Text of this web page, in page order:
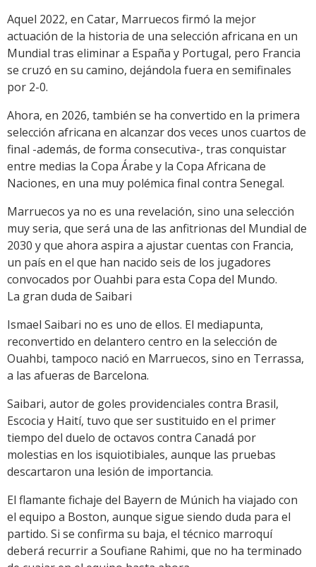
Aquel 2022, en Catar, Marruecos firmó la mejor
actuación de la historia de una selección africana en un
Mundial tras eliminar a España y Portugal, pero Francia
se cruzó en su camino, dejándola fuera en semifinales
por 2-0.
Ahora, en 2026, también se ha convertido en la primera
selección africana en alcanzar dos veces unos cuartos de
final -además, de forma consecutiva-, tras conquistar
entre medias la Copa Árabe y la Copa Africana de
Naciones, en una muy polémica final contra Senegal.
Marruecos ya no es una revelación, sino una selección
muy seria, que será una de las anfitrionas del Mundial de
2030 y que ahora aspira a ajustar cuentas con Francia,
un país en el que han nacido seis de los jugadores
convocados por Ouahbi para esta Copa del Mundo.
La gran duda de Saibari
Ismael Saibari no es uno de ellos. El mediapunta,
reconvertido en delantero centro en la selección de
Ouahbi, tampoco nació en Marruecos, sino en Terrassa,
a las afueras de Barcelona.
Saibari, autor de goles providenciales contra Brasil,
Escocia y Haití, tuvo que ser sustituido en el primer
tiempo del duelo de octavos contra Canadá por
molestias en los isquiotibiales, aunque las pruebas
descartaron una lesión de importancia.
El flamante fichaje del Bayern de Múnich ha viajado con
el equipo a Boston, aunque sigue siendo duda para el
partido. Si se confirma su baja, el técnico marroquí
deberá recurrir a Soufiane Rahimi, que no ha terminado